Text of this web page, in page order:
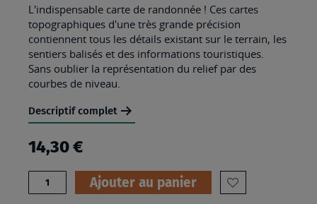
of
the
images
gallery
L'indispensable carte de randonnée ! Ces cartes
topographiques d'une très grande précision
contiennent tous les détails existant sur le terrain, les
sentiers balisés et des informations touristiques.
Sans oublier la représentation du relief par des
courbes de niveau.
Descriptif complet
14,30 €
Quantité Ajouter au panier
AJOUTER